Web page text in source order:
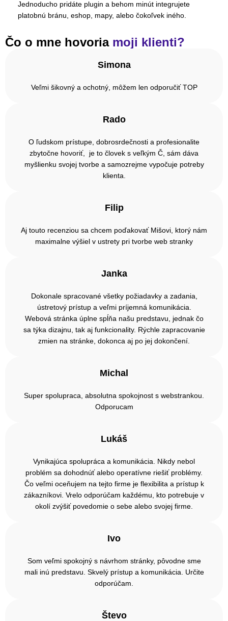
Jednoducho pridáte plugin a behom minút integrujete
platobnú bránu, eshop, mapy, alebo čokoľvek iného.
Čo o mne hovoriamoji klienti?
Simona
Veľmi šikovný a ochotný, môžem len odporučiť TOP
Rado
O ľudskom prístupe, dobrosrdečnosti a profesionalite
zbytočne hovoriť, je to človek s veľkým Č, sám dáva
myšlienku svojej tvorbe a samozrejme vypočuje potreby
klienta.
Filip
Aj touto recenziou sa chcem poďakovať Mišovi, ktorý nám
maximalne výšiel v ustrety pri tvorbe web stranky
Janka
Dokonale spracované všetky požiadavky a zadania,
ústretový prístup a veľmi príjemná komunikácia.
Webová stránka úplne spĺňa našu predstavu, jednak čo
sa týka dizajnu, tak aj funkcionality. Rýchle zapracovanie
zmien na stránke, dokonca aj po jej dokončení.
Michal
Super spolupraca, absolutna spokojnost s webstrankou.
Odporucam
Lukáš
Vynikajúca spolupráca a komunikácia. Nikdy nebol
problém sa dohodnúť alebo operatívne riešiť problémy.
Čo veľmi oceňujem na tejto firme je flexibilita a prístup k
zákazníkovi. Vrelo odporúčam každému, kto potrebuje v
okolí zvýšiť povedomie o sebe alebo svojej firme.
Ivo
Som veľmi spokojný s návrhom stránky, pôvodne sme
mali inú predstavu. Skvelý prístup a komunikácia. Určite
odporúčam.
Števo